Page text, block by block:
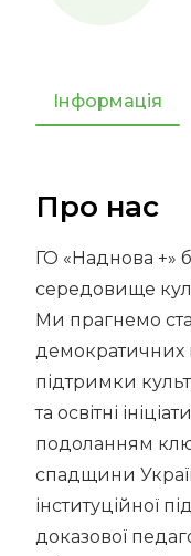
Інформація
Про нас
ГО «Наднова +»
середовище
Ми прагнемо
демократичних
підтримки
та освітні
подоланням
спадщини
інституційної
доказової